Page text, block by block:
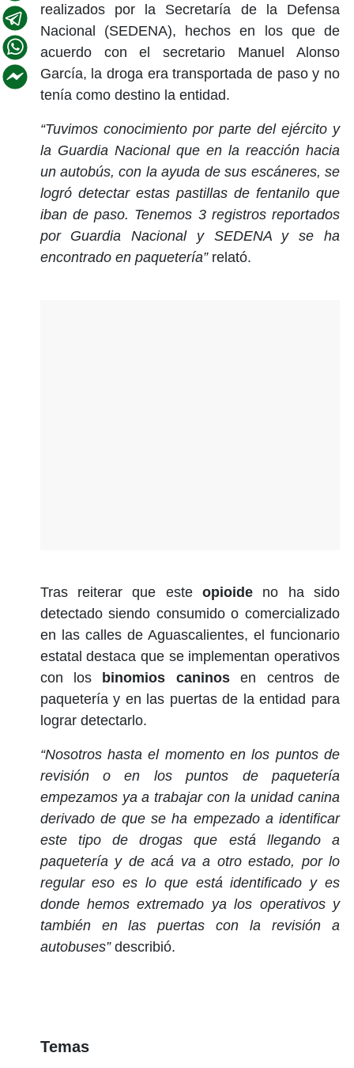
realizados por la Secretaría de la Defensa
Nacional (SEDENA), hechos en los que de
acuerdo con el secretario Manuel Alonso
García, la droga era transportada de paso y no
tenía como destino la entidad.
“Tuvimos conocimiento por parte del ejército y
la Guardia Nacional que en la reacción hacia
un autobús, con la ayuda de sus escáneres, se
logró detectar estas pastillas de fentanilo que
iban de paso. Tenemos 3 registros reportados
por Guardia Nacional y SEDENA y se ha
encontrado en paquetería”relató.
Tras reiterar que este opioide no ha sido
detectado siendo consumido o comercializado
en las calles de Aguascalientes, el funcionario
estatal destaca que se implementan operativos
con los binomios caninosen centros de
paquetería y en las puertas de la entidad para
lograr detectarlo.
“Nosotros hasta el momento en los puntos de
revisión o en los puntos de paquetería
empezamos ya a trabajar con la unidad canina
derivado de que se ha empezado a identificar
este tipo de drogas que está llegando a
paquetería y de acá va a otro estado, por lo
regular eso es lo que está identificado y es
donde hemos extremado ya los operativos y
también en las puertas con la revisión a
autobuses”describió.
Temas